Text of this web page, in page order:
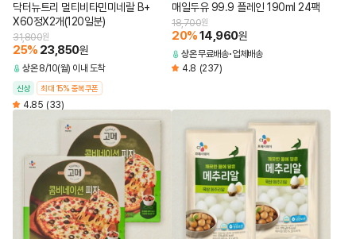
닥터뉴트리 멀티비타민미네랄 B+
X60정X2개(120일분)
31,800원
25% 23,850원
상온 8/10(월) 이내 도착
신상 최대 15% 중복쿠폰
4.85 (33)
매일두유 99.9 플레인 190ml 24팩
18,700원
20%14,960원
상온무료배송 업체배송
4.8 (237)